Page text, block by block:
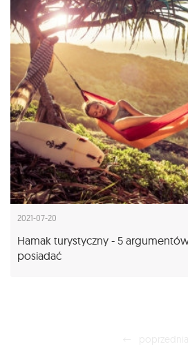
2021-07-20
Hamak turystyczny - 5
posiadać